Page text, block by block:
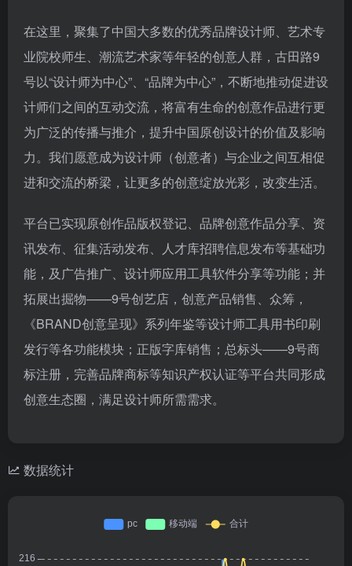
在这里，聚集了中国大多数的优秀品牌设计师、艺术专
业院校师生、潮流艺术家等年轻的创意人群，古田路9
号以“设计师为中心”、“品牌为中心”，不断地推动促进设
计师们之间的互动交流，将富有生命的创意作品进行更
为广泛的传播与推介，提升中国原创设计的价值及影响
力。我们愿意成为设计师（创意者）与企业之间互相促
进和交流的桥梁，让更多的创意绽放光彩，改变生活。
平台已实现原创作品版权登记、品牌创意作品分享、资
讯发布、征集活动发布、人才库招聘信息发布等基础功
能，及广告推广、设计师应用工具软件分享等功能；并
拓展出掘物——9号创艺店，创意产品销售、众筹，
《BRAND创意呈现》系列年鉴等设计师工具用书印刷
发行等各功能模块；正版字库销售；总标头——9号商
标注册，完善品牌商标等知识产权认证等平台共同形成
创意生态圈，满足设计师所需需求。
数据统计